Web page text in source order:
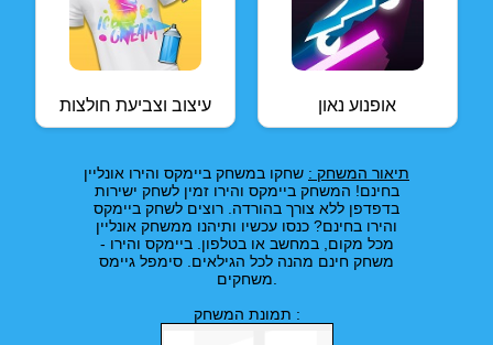
עיצוב וצביעת חולצות אופנוע נאון
תיאור המשחק : שחקו במשחק ביימקס והירו אונליין
בחינם! המשחק ביימקס והירו זמין לשחק ישירות
בדפדפן ללא צורך בהורדה. רוצים לשחק ביימקס
והירו בחינם? כנסו עכשיו ותיהנו ממשחק אונליין
מכל מקום, במחשב או בטלפון. ביימקס והירו -
משחק חינם מהנה לכל הגילאים. סימפל גיימס
תמונת המשחק :